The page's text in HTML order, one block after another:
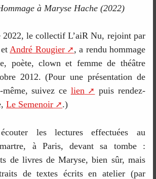
à Maryse Hache (2022)
2022, le collectif L’aiR Nu, rejoint par
etAndré Rougier
, a rendu hommage
poète, clown et femme de théâtre
2012. (Pour une présentation de
suivez ce lien
puis rendez-
Le Semenoir .)
les lectures effectuées au
à Paris, devant sa tombe :
de livres de Maryse, bien sûr, mais
de textes écrits en atelier (par